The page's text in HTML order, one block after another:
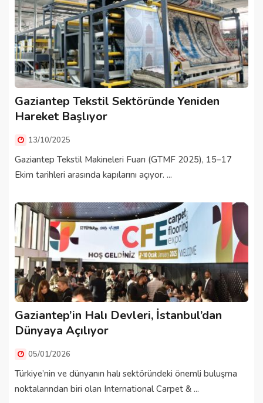
Gaziantep Tekstil Sektöründe Yeniden
Hareket Başlıyor
13/10/2025
Gaziantep Tekstil Makineleri Fuarı (GTMF 2025), 15–17
Ekim tarihleri arasında kapılarını açıyor. ...
Gaziantep’in Halı Devleri, İstanbul’dan
Dünyaya Açılıyor
05/01/2026
Türkiye’nin ve dünyanın halı sektöründeki önemli buluşma
noktalarından biri olan International Carpet & ...